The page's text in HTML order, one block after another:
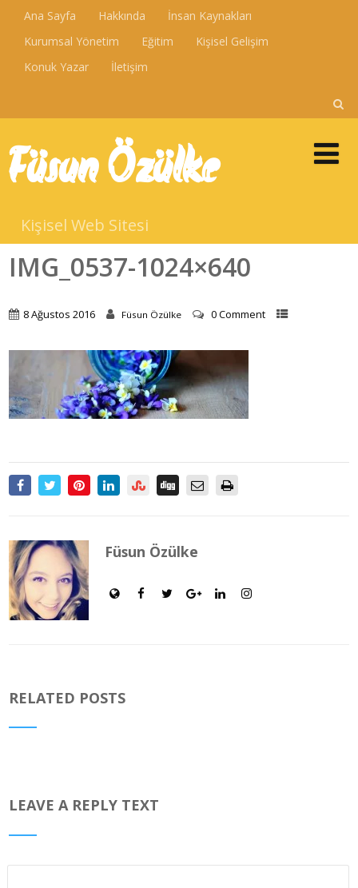
Ana Sayfa Hakkında
İnsan Kaynakları
Kurumsal Yönetim
Eğitim
Kişisel Gelişim
Konuk Yazar
İletişim
Füsun Özülke
Kişisel Web Sitesi
IMG_0537-1024×640
8 Ağustos 2016 Füsun Özülke 0 Comment
Füsun Özülke
RELATED POSTS
LEAVE A REPLY TEXT